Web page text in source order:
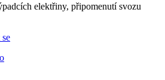
elektřiny, připomenutí svozu